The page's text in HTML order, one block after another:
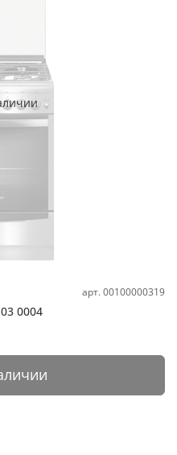
арт. 00100000319
0004